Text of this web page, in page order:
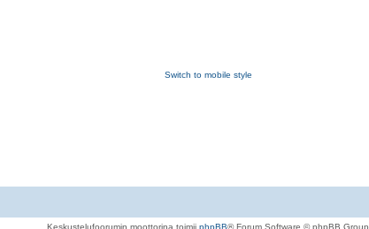
Switch to mobile style
Keskustelufoorumin moottorina toimii phpBB® Forum Software © phpBB Group